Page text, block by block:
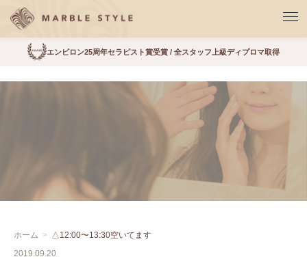
エンビロン25周年セラピスト賞受賞 / 全スタッフ上級ディプロマ取得
ホーム
△12:00〜13:30空いてます
2019.09.20